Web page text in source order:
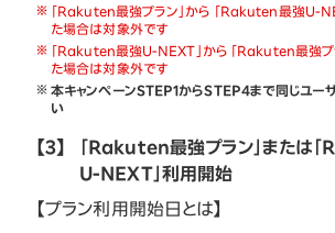
「Rakuten最強プラン」から 「Rakuten最強U-
た場合は対象外です
「Rakuten最強U-NEXT」から 「Rakuten最強プ
た場合は対象外です
本キャンペーンSTEP1からSTEP4まで同じユー
い
【3】
「Rakuten最強プラン」または
U-NEXT」利用開始
【プラン利用開始日とは】